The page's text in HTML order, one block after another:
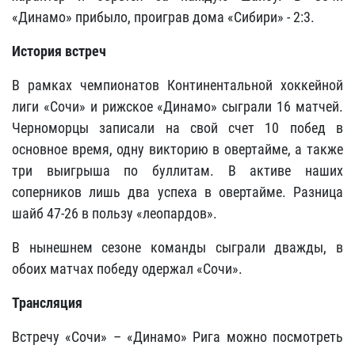
«Динамо» прибыло, проиграв дома «Сибири» - 2:3.
История встреч
В рамках чемпионатов Континентальной хоккейной
лиги «Сочи» и рижское «Динамо» сыграли 16 матчей.
Черноморцы записали на свой счет 10 побед в
основное время, одну викторию в овертайме, а также
три выигрыша по буллитам. В активе наших
соперников лишь два успеха в овертайме. Разница
шайб 47-26 в пользу «леопардов».
В нынешнем сезоне команды сыграли дважды, в
обоих матчах победу одержал «Сочи».
Трансляция
Встречу «Сочи» – «Динамо» Рига можно посмотреть